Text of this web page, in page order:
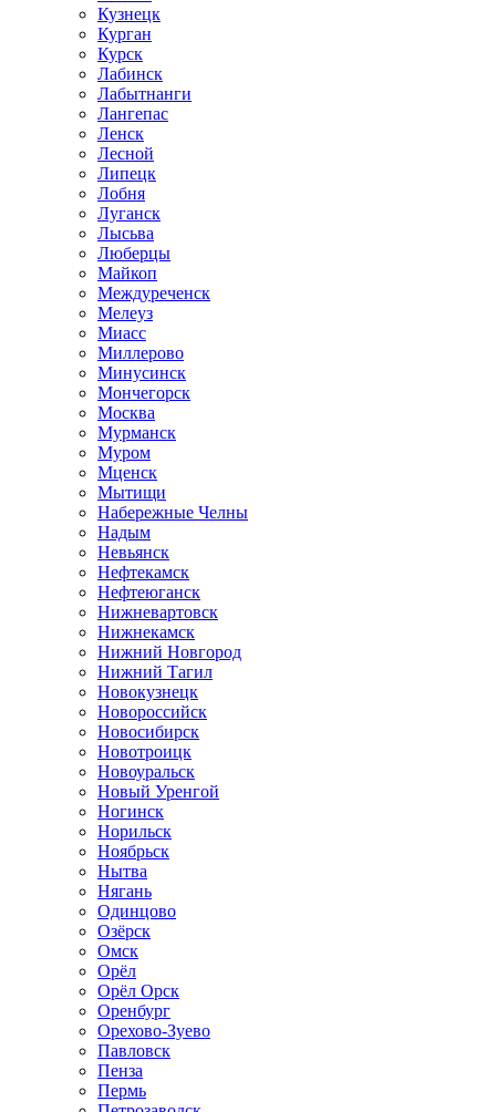
Кузнецк
Курган
Курск
Лабинск
Лабытнанги
Лангепас
Ленск
Лесной
Липецк
Лобня
Луганск
Лысьва
Люберцы
Майкоп
Междуреченск
Мелеуз
Миасс
Миллерово
Минусинск
Мончегорск
Москва
Мурманск
Муром
Мценск
Мытищи
Набережные Челны
Надым
Невьянск
Нефтекамск
Нефтеюганск
Нижневартовск
Нижнекамск
Нижний Новгород
Нижний Тагил
Новокузнецк
Новороссийск
Новосибирск
Новотроицк
Новоуральск
Новый Уренгой
Ногинск
Норильск
Ноябрьск
Нытва
Нягань
Одинцово
Озёрск
Омск
Орёл
Орёл Орск
Оренбург
Орехово-Зуево
Павловск
Пенза
Пермь